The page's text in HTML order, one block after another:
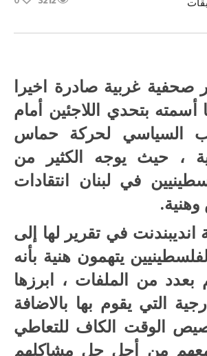
تصاعد
لبنان
من
هنيه
مغلقة
صحفية غربية صادرة اخيرا
بتحدي اللاجئين أمام
السياسي لحركة حماس
، حيث يوجه الكثير من
في لبنان انتقادات
في تقرير لها إلى
يتهمون هنية بأنه
من الملفات ، ابرزها
التي يقوم بها بالاضافة
الوقت الكاف للتعاطي
من أجل حل مشاكلهم